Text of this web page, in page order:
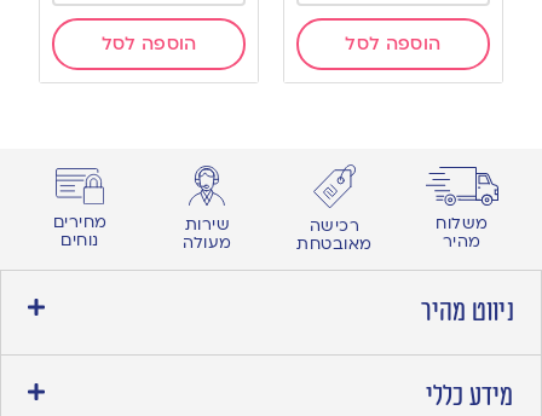
הוספה לסל הוספה לסל
משלוח
מהיר
רכישה
מאובטחת
שירות
מעולה
מחירים
נוחים
ניווט מהיר
מידע כללי